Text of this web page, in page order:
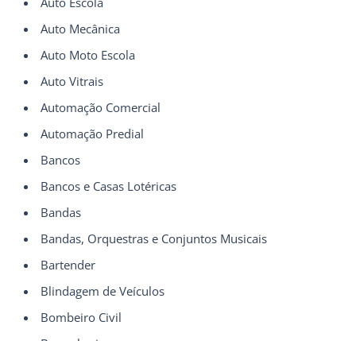
Auto Mecânica
Auto Moto Escola
Auto Vitrais
Automação Comercial
Automação Predial
Bancos
Bancos e Casas Lotéricas
Bandas
Bandas, Orquestras e Conjuntos Musicais
Bartender
Blindagem de Veículos
Bombeiro Civil